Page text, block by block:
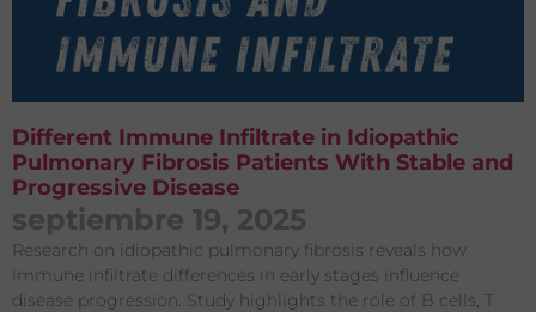
Different Immune Infiltrate in Idiopathic
Pulmonary Fibrosis Patients With Stable and
Progressive Disease
septiembre 19, 2025
Research on idiopathic pulmonary fibrosis reveals how
immune infiltrate differences in early stages influence
disease progression. Study highlights the role of B cells, T